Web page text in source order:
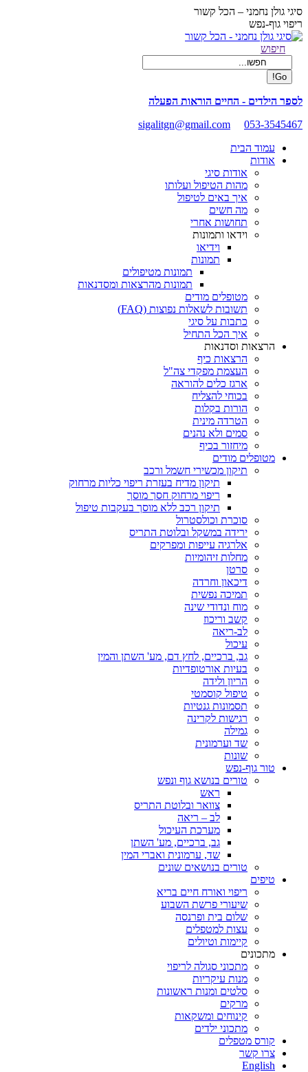
Skip
to
content
סיגי גולן נחמני – הכל קשור
ריפוי גוף-נפש
Facebook
opens
new
window
Search:
חיפוש
לספר הילדים - החיים הוראות הפעלה
sigalitgn@gmail.com
053-3545467
עמוד הבית
אודות
אודות סיגי
מהות הטיפול ועלותו
איך באים לטיפול
מה חשים
תחושות אחרי
וידאו ותמונות
וידיאו
תמונות
תמונות מטיפולים
תמונות מהרצאות ומסדנאות
מטופלים מודים
תשובות לשאלות נפוצות (FAQ)
כתבות על סיגי
איך הכל התחיל
הרצאות וסדנאות
הרצאות כיף
העצמת מפקדי צה"ל
ארגז כלים להוראה
בכוחי להצליח
הורות בקלות
הטרדה מינית
סמים ולא נהנים
מיחזור בכיף
מטופלים מודים
תיקון מכשירי חשמל ורכב
תיקון מדיח בעזרת ריפוי כליות מרחוק
ריפוי מרחוק חסך מוסך
תיקון רכב ללא מוסך בעקבות טיפול
סוכרת וכולסטרול
ירידה במשקל ובלוטת התריס
אלרגיה עייפות ומפרקים
מחלות זיהומיות
סרטן
דיכאון וחרדה
תמיכה נפשית
מוח ונדודי שינה
קשב וריכוז
לב-ריאה
עיכול
גב, ברכיים, לחץ דם, מע' השתן והמין
בעיות אורטופדיות
הריון ולידה
טיפול קוסמטי
תסמונות גנטיות
רגישות לקרינה
גמילה
שד וערמונית
שונות
טור גוף-נפש
טורים בנושא גוף ונפש
ראש
צוואר ובלוטת התריס
לב – ריאה
מערכת העיכול
גב, ברכיים, מע' השתן
שד, ערמונית ואברי המין
טורים בנושאים שונים
טיפים
ריפוי ואורח חיים בריא
שיעורי פרשת השבוע
שלום בית ופרנסה
עצות למטפלים
קיימות וטיולים
מתכונים
מתכוני סגולה לריפוי
מנות עיקריות
סלטים ומנות ראשונות
מרקים
קינוחים ומשקאות
מתכוני ילדים
קורס מטפלים
צרו קשר
English